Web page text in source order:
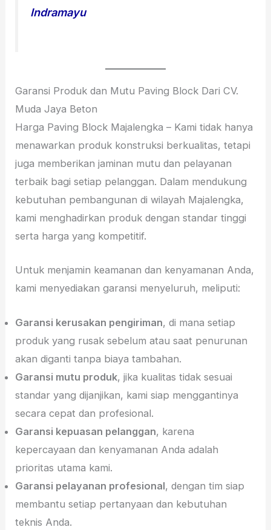
Indramayu
Garansi Produk dan Mutu Paving Block Dari CV.
Muda Jaya Beton
Harga Paving Block Majalengka – Kami tidak hanya
menawarkan produk konstruksi berkualitas, tetapi
juga memberikan jaminan mutu dan pelayanan
terbaik bagi setiap pelanggan. Dalam mendukung
kebutuhan pembangunan di wilayah Majalengka,
kami menghadirkan produk dengan standar tinggi
serta harga yang kompetitif.
Untuk menjamin keamanan dan kenyamanan Anda,
kami menyediakan garansi menyeluruh, meliputi:
Garansi kerusakan pengiriman, di mana setiap
produk yang rusak sebelum atau saat penurunan
akan diganti tanpa biaya tambahan.
Garansi mutu produk, jika kualitas tidak sesuai
standar yang dijanjikan, kami siap menggantinya
secara cepat dan profesional.
Garansi kepuasan pelanggan, karena
kepercayaan dan kenyamanan Anda adalah
prioritas utama kami.
Garansi pelayanan profesional, dengan tim siap
membantu setiap pertanyaan dan kebutuhan
teknis Anda.